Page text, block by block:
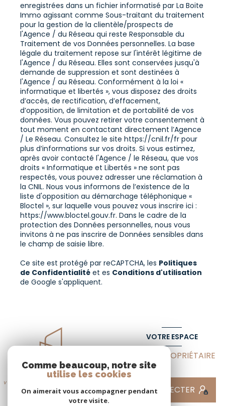
enregistrées dans un fichier informatisé par La Boite
Immo agissant comme Sous-traitant du traitement
pour la gestion de la clientèle/prospects de
l'Agence / du Réseau qui reste Responsable du
Traitement de vos Données personnelles. La base
légale du traitement repose sur l'intérêt légitime de
l'Agence / du Réseau. Elles sont conservées jusqu'à
demande de suppression et sont destinées à
l'Agence / au Réseau. Conformément à la loi «
informatique et libertés », vous disposez des droits
d’accès, de rectification, d’effacement,
d’opposition, de limitation et de portabilité de vos
données. Vous pouvez retirer votre consentement à
tout moment en contactant directement l’Agence
/ Le Réseau. Consultez le site https://cnil.fr/fr pour
plus d’informations sur vos droits. Si vous estimez,
après avoir contacté l'Agence / le Réseau, que vos
droits « Informatique et Libertés » ne sont pas
respectés, vous pouvez adresser une réclamation à
la CNIL. Nous vous informons de l’existence de la
liste d'opposition au démarchage téléphonique «
Bloctel », sur laquelle vous pouvez vous inscrire ici :
https://www.bloctel.gouv.fr. Dans le cadre de la
protection des Données personnelles, nous vous
invitons à ne pas inscrire de Données sensibles dans
le champ de saisie libre.
Ce site est protégé par reCAPTCHA, les Politiques
de Confidentialité et es Conditions d'utilisation
de Google s'appliquent.
VOTRE ESPACE
ESPACE PROPRIÉTAIRE
SE CONNECTER
Comme beaucoup, notre site
utilise les cookies
On aimerait vous accompagner pendant
votre visite.